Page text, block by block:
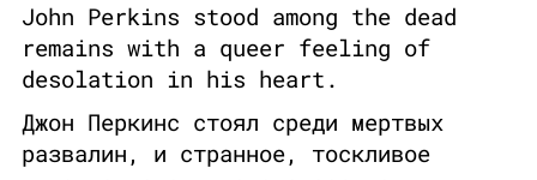
John Perkins stood among the dead
remains with a queer feeling of
desolation in his heart.
Джон Перкинс стоял среди мертвых
развалин, и странное, тоскливое